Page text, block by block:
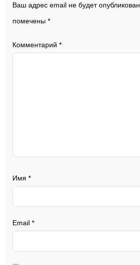
Ваш адрес email не будет опубликован.
помечены *
Комментарий *
Имя *
Email *